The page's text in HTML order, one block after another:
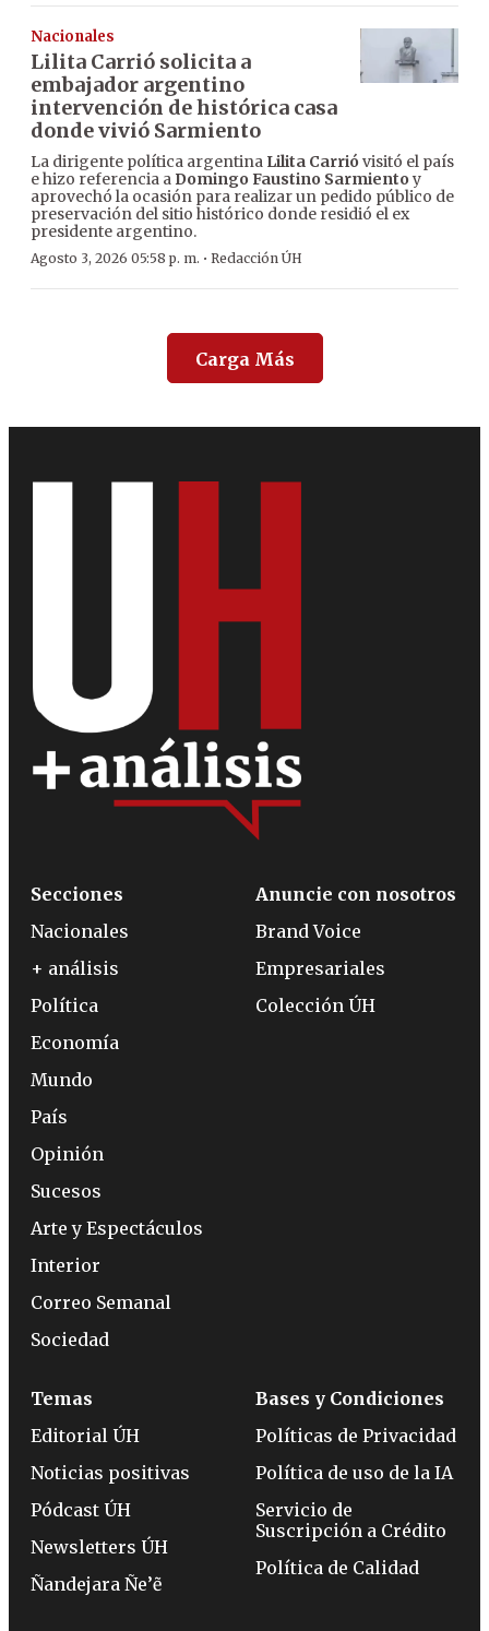
Nacionales
Lilita Carrió solicita a
embajador argentino
intervención de histórica casa
donde vivió Sarmiento
La dirigente política argentina Lilita Carrió visitó el país
e hizo referencia a Domingo Faustino Sarmiento y
aprovechó la ocasión para realizar un pedido público de
preservación del sitio histórico donde residió el ex
presidente argentino.
Agosto 3, 2026 05:58 p. m. · Redacción ÚH
Carga Más
Secciones
Nacionales
+ análisis
Política
Economía
Mundo
País
Opinión
Sucesos
Arte y Espectáculos
Interior
Correo Semanal
Sociedad
Anuncie con nosotros
Brand Voice
Empresariales
Colección ÚH
Temas
Editorial ÚH
Noticias positivas
Pódcast ÚH
Newsletters ÚH
Ñandejara Ñe’ẽ
Bases y Condiciones
Políticas de Privacidad
Política de uso de la IA
Servicio de
Suscripción a Crédito
Política de Calidad